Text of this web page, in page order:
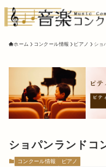
ホーム コンクール情報 ピアノ ショ
ショパンランドコ
コンクール情報
ピアノ